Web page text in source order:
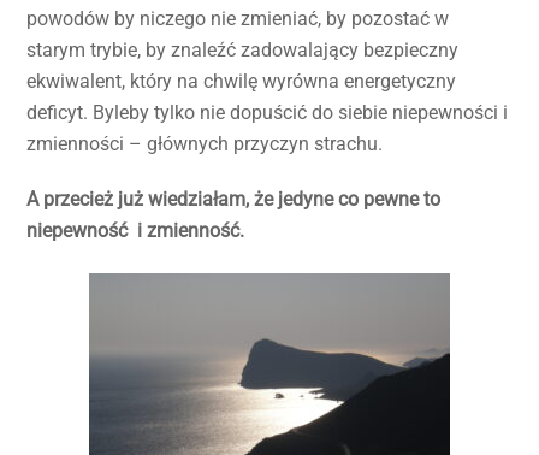
powodów by niczego nie zmieniać, by pozostać w
starym trybie, by znaleźć zadowalający bezpieczny
ekwiwalent, który na chwilę wyrówna energetyczny
deficyt. Byleby tylko nie dopuścić do siebie niepewności i
zmienności – głównych przyczyn strachu.
A przecież już wiedziałam, że jedyne co pewne to
niepewność i zmienność.